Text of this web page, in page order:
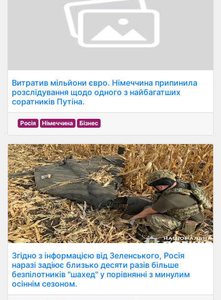
Витратив мільйони євро. Німеччина припинила
розслідування щодо одного з найбагатших
соратників Путіна.
Росія Німеччина Бізнес
Згідно з інформацією від Зеленського, Росія
наразі задіює близько десяти разів більше
безпілотників "шахед" у порівнянні з минулим
осіннім сезоном.